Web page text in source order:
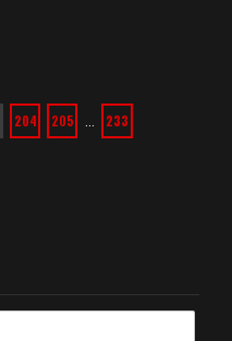
204 205 233